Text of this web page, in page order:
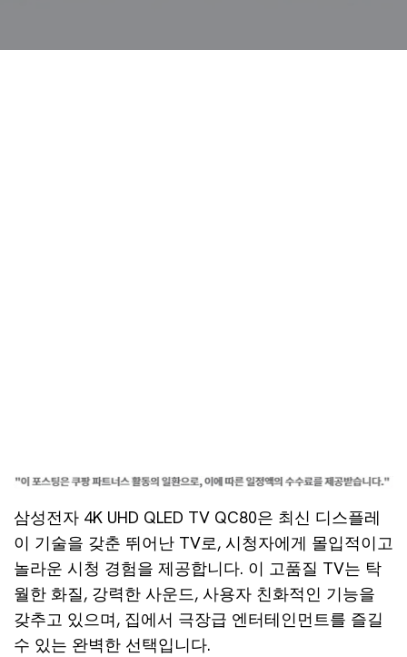
삼성전자 4K UHD QLED TV QC80은 최신 디스플레
이 기술을 갖춘 뛰어난 TV로, 시청자에게 몰입적이고
놀라운 시청 경험을 제공합니다. 이 고품질 TV는 탁
월한 화질, 강력한 사운드, 사용자 친화적인 기능을
갖추고 있으며, 집에서 극장급 엔터테인먼트를 즐길
수 있는 완벽한 선택입니다.